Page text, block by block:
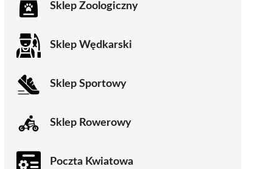
Sklep Zoologiczny
Sklep Wędkarski
Sklep Sportowy
Sklep Rowerowy
Poczta Kwiatowa